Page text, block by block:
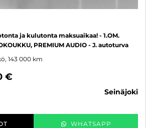
ja kulutonta maksuaikaa! - 1.OM.
PREMIUM AUDIO - J. autoturva
143 000 km
€
seinäjoki
WHATSAPP